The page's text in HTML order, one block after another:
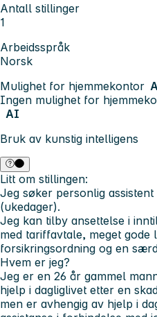
Antall stillinger
1
Arbeidsspråk
Norsk
Mulighet for hjemmekontor
Ingen mulighet for
AI
Bruk av kunstig intelligens
Litt om stillingen:
Jeg søker personlig assistent
(ukedager).
Jeg kan tilby ansettelse i
med tariffavtale, meget gode
forsikringsordning og en
Hvem er jeg?
Jeg er en 26 år gammel
hjelp i dagliglivet etter en
men er avhengig av hjelp i